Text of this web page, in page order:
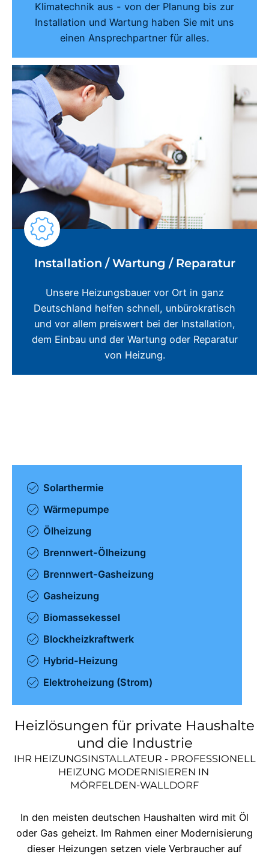
Klimatechnik aus - von der Planung bis zur
Installation und Wartung haben Sie mit uns
einen Ansprechpartner für alles.
Installation / Wartung / Reparatur
Unsere Heizungsbauer vor Ort in ganz
Deutschland helfen schnell, unbürokratisch
und vor allem preiswert bei der Installation,
dem Einbau und der Wartung oder Reparatur
von Heizung.
Solarthermie
Wärmepumpe
Ölheizung
Brennwert-Ölheizung
Brennwert-Gasheizung
Gasheizung
Biomassekessel
Blockheizkraftwerk
Hybrid-Heizung
Elektroheizung (Strom)
Heizlösungen für private Haushalte
und die Industrie
IHR HEIZUNGSINSTALLATEUR - PROFESSIONELL
HEIZUNG MODERNISIEREN IN
MÖRFELDEN-WALLDORF
In den meisten deutschen Haushalten wird mit Öl
oder Gas geheizt. Im Rahmen einer Modernisierung
dieser Heizungen setzen viele Verbraucher auf